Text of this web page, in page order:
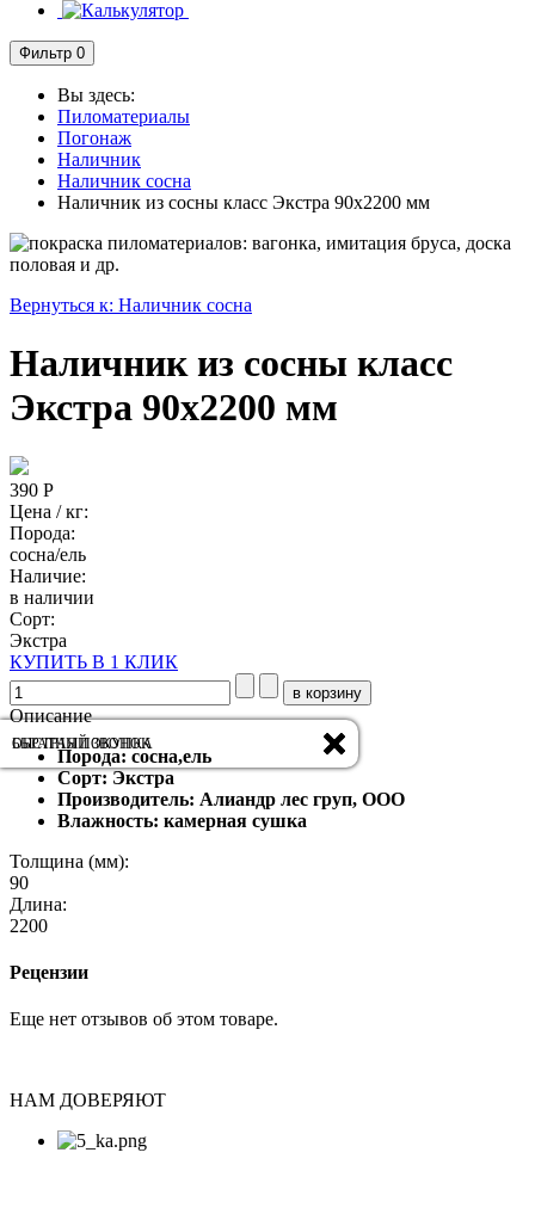
Фильтр 0
Вы здесь:
Пиломатериалы
Погонаж
Наличник
Наличник сосна
Наличник из сосны класс Экстра 90x2200 мм
Вернуться к: Наличник сосна
Наличник из сосны класс
Экстра 90x2200 мм
390 Р
Цена / кг:
Порода:
сосна/ель
Наличие:
в наличии
Сорт:
Экстра
КУПИТЬ В 1 КЛИК
Описание
Порода: сосна,ель
Сорт: Экстра
Производитель: Алиандр лес груп, ООО
Влажность: камерная сушка
Толщина (мм):
90
Длина:
2200
Рецензии
Еще нет отзывов об этом товаре.
НАМ ДОВЕРЯЮТ
ОБРАТНЫЙ ЗВОНОК
БЫСТРАЯ ПОКУПКА